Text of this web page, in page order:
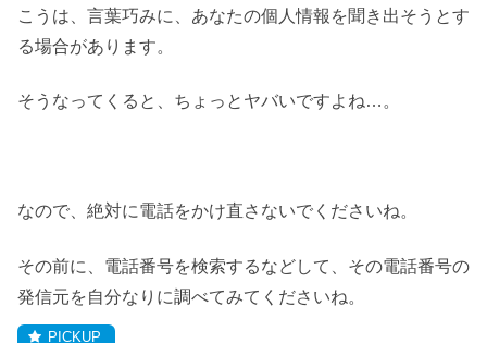
こうは、言葉巧みに、あなたの個人情報を聞き出そうとす
る場合があります。
そうなってくると、ちょっとヤバいですよね…。
なので、絶対に電話をかけ直さないでくださいね。
その前に、電話番号を検索するなどして、その電話番号の
発信元を自分なりに調べてみてくださいね。